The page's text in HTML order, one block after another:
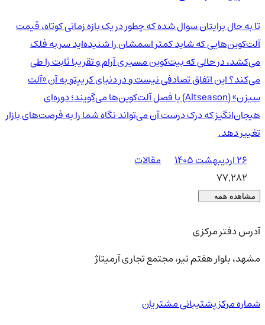
تا به حال برایتان سوال شده که چطور در یک بازه زمانی کوتاه، قیمت
آلت‌کوین‌هایی که شاید کمتر اسمشان را شنیده‌اید سر به فلک
می‌کشد، در حالی که بیت‌کوین مسیری آرام و تقریبا ثابت را طی
می‌کند؟ این اتفاق تصادفی نیست و در دنیای کریپتو به آن «آلت
سیزن» (Altseason) یا فصل آلت‌کوین‌ها می‌گویند؛ دوره‌ای
هیجان‌انگیز که درک درست آن می‌تواند نگاه شما را به فرصت‌های بازار
تغییر دهد.
۲۶ اردیبهشت ۱۴۰۵
مقالات
77,282
مشاهده همه
آدرس دفتر مرکزی
مشهد، بلوار هفتم تیر، مجتمع تجاری آرمیتاژ
شماره مرکز پشتیبانی مشتریان